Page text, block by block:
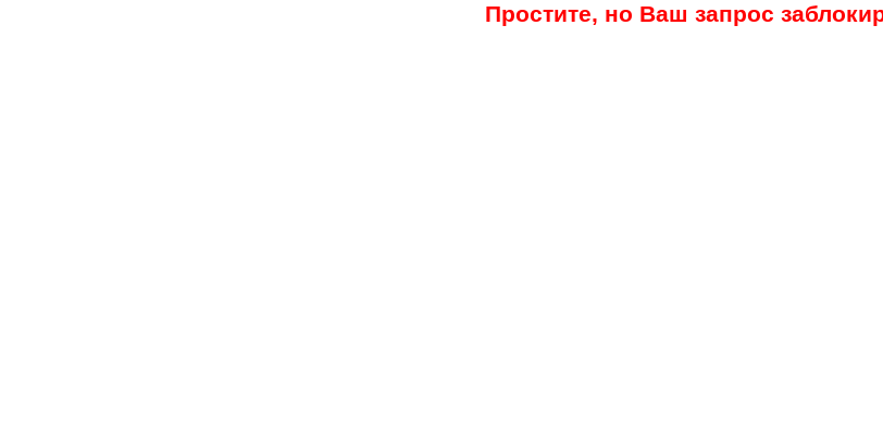
Простите, но Ваш запрос